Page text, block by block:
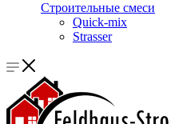
Строительные смеси
Quick-mix
Strasser